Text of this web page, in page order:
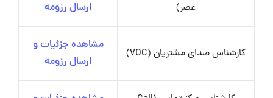
عصر)
ارسال رزومه
کارشناس صدای مشتریان (VOC)
مشاهده جزئیات و
ارسال رزومه